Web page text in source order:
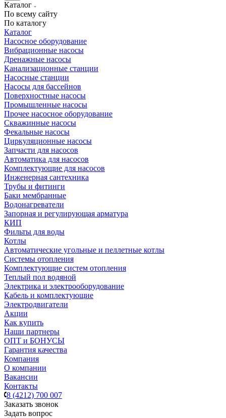
Каталог
По всему сайту
По каталогу
Каталог
Насосное оборудование
Вибрационные насосы
Дренажные насосы
Канализационные станции
Насосные станции
Насосы для бассейнов
Поверхностные насосы
Промышленные насосы
Прочее насосное оборудование
Скважинные насосы
Фекальные насосы
Циркуляционные насосы
Запчасти для насосов
Автоматика для насосов
Комплектующие для насосов
Инженерная сантехника
Трубы и фитинги
Баки мембранные
Водонагреватели
Запорная и регулирующая арматура
КИП
Фильты для воды
Котлы
Автоматические угольные и пеллетные котлы
Системы отопления
Комплектующие систем отопления
Теплый пол водяной
Электрика и электрооборудование
Кабель и комплектующие
Электродвигатели
Акции
Как купить
Наши партнеры
ОПТ и БОНУСЫ
Гарантия качества
Компания
О компании
Вакансии
Контакты
8 (4212) 700 007
Заказать звонок
Задать вопрос